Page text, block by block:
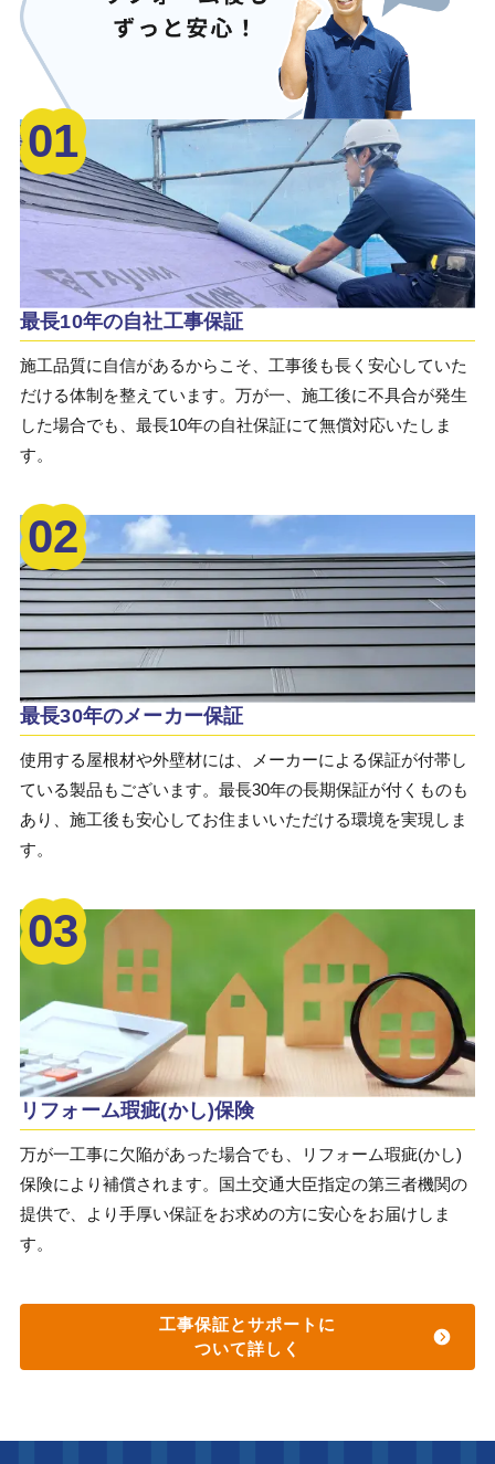
01
最長10年の自社工事保証
施工品質に自信があるからこそ、工事後も長く安心していた
だける体制を整えています。万が一、施工後に不具合が発生
した場合でも、最長10年の自社保証にて無償対応いたしま
す。
02
最長30年のメーカー保証
使用する屋根材や外壁材には、メーカーによる保証が付帯し
ている製品もございます。最長30年の長期保証が付くものも
あり、施工後も安心してお住まいいただける環境を実現しま
す。
03
リフォーム瑕疵(かし)保険
万が一工事に欠陥があった場合でも、リフォーム瑕疵(かし)
保険により補償されます。国土交通大臣指定の第三者機関の
提供で、より手厚い保証をお求めの方に安心をお届けしま
す。
工事保証とサポートに
ついて詳しく